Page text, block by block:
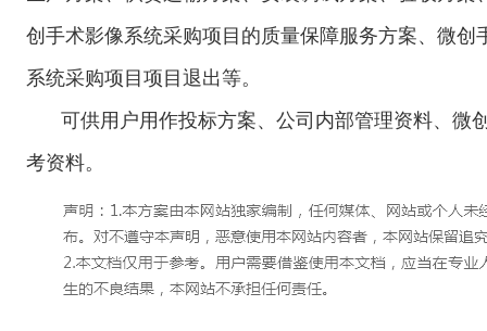
创手术影像系统采购项目的质量保障服务方案、微
系统采购项目项目退出等。
可供用户用作投标方案、公司内部管理资料、微
考资料。